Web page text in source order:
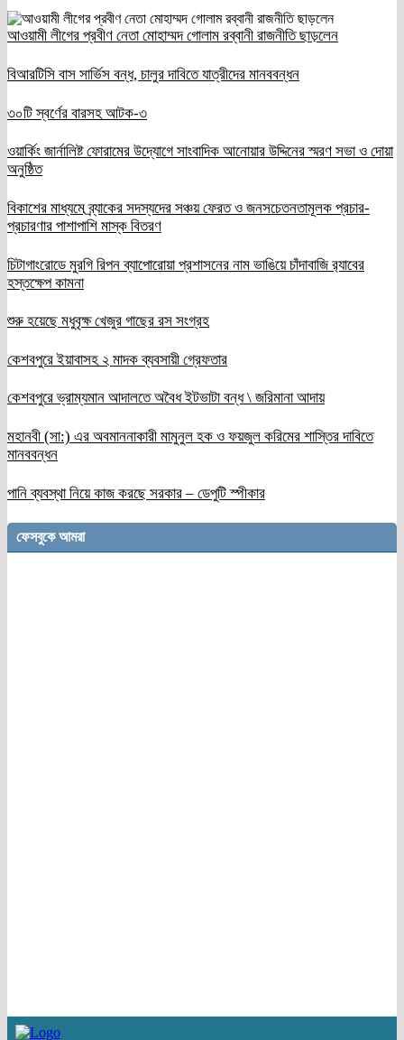
আওয়ামী লীগের প্রবীণ নেতা মোহাম্মদ গোলাম রব্বানী রাজনীতি ছাড়লেন
বিআরটিসি বাস সার্ভিস বন্ধ, চালুর দাবিতে যাত্রীদের মানববন্ধন
৩০টি স্বর্ণের বারসহ আটক-৩
ওয়ার্কিং জার্নালিষ্ট ফোরামের উদ্যোগে সাংবাদিক আনোয়ার উদ্দিনের স্মরণ সভা ও দোয়া
অনুষ্ঠিত
বিকাশের মাধ্যমে ব্র্যাকের সদস্যদের সঞ্চয় ফেরত ও জনসচেতনতামূলক প্রচার-
প্রচারণার পাশাপাশি মাস্ক বিতরণ
চিটাগাংরোডে মুরগি রিপন ব্যাপোরোয়া প্রশাসনের নাম ভাঙিয়ে চাঁদাবাজি র‌্যাবের
হস্তক্ষেপ কামনা
শুরু হয়েছে মধুবৃক্ষ খেজুর গাছের রস সংগ্রহ
কেশবপুরে ইয়াবাসহ ২ মাদক ব্যবসায়ী গ্রেফতার
কেশবপুরে ভ্রাম্যমান আদালতে অবৈধ ইটভাটা বন্ধ \ জরিমানা আদায়
মহানবী (সা:) এর অবমাননাকারী মামুনুল হক ও ফয়জুল করিমের শাস্তির দাবিতে
মানববন্ধন
পানি ব্যবস্থা নিয়ে কাজ করছে সরকার – ডেপুটি স্পীকার
ফেসবুকে আমরা